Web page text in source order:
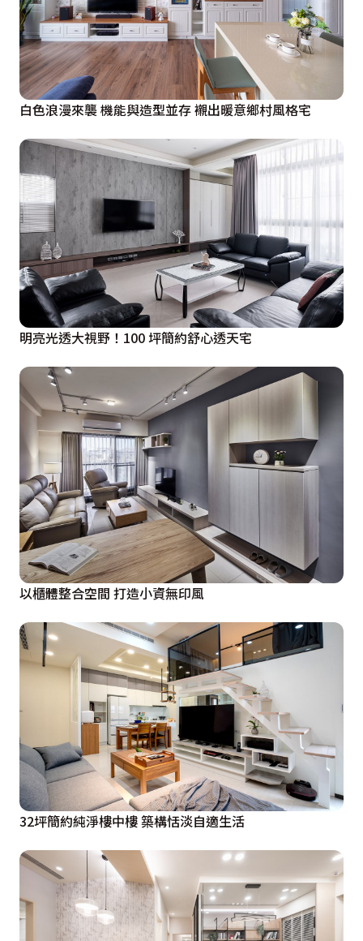
白色浪漫來襲 機能與造型並存 襯出暖意鄉村風格宅
明亮光透大視野！100 坪簡約舒心透天宅
以櫃體整合空間 打造小資無印風
32坪簡約純淨樓中樓 築構恬淡自適生活